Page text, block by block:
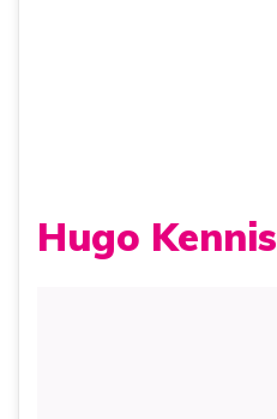
Hugo Kennis